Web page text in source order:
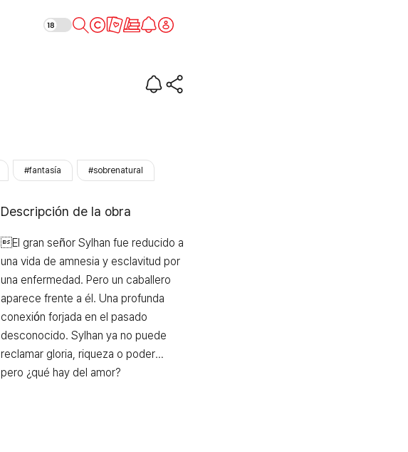
#fantasía #sobrenatural
Descripción de la obra
El gran señor Sylhan fue reducido a
una vida de amnesia y esclavitud por
una enfermedad. Pero un caballero
aparece frente a él. Una profunda
conexión forjada en el pasado
desconocido. Sylhan ya no puede
reclamar gloria, riqueza o poder…
pero ¿qué hay del amor?